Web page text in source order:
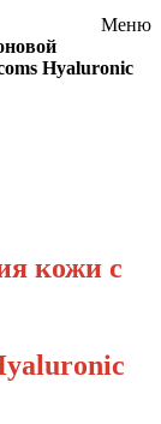
Меню
Hyaluronic
кожи с